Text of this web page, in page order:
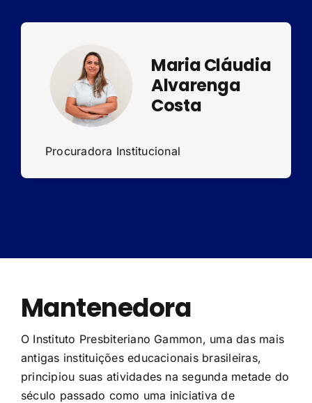
Maria Cláudia
Alvarenga
Costa
Procuradora Institucional
Mantenedora
O Instituto Presbiteriano Gammon, uma das mais
antigas instituições educacionais brasileiras,
principiou suas atividades na segunda metade do
século passado como uma iniciativa de